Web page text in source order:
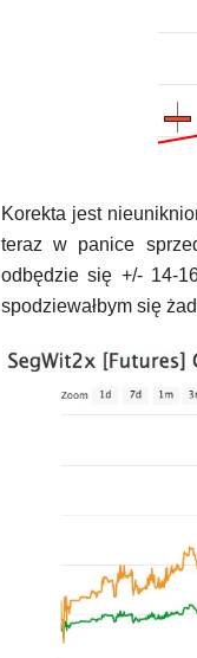
Korekta jest
teraz w panice
odbędzie się +/- 14-
spodziewałbym się